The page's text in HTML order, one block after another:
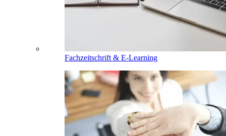
Fachzeitschrift & E-Learning